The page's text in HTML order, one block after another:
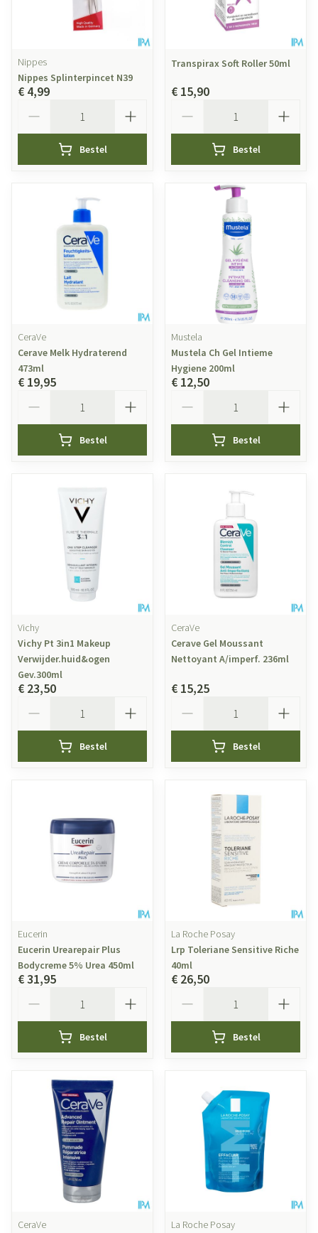
Nippes
Nippes Splinterpincet N39
€ 4,99
Bestel
Transpirax Soft Roller 50ml
€ 15,90
Bestel
CeraVe
Cerave Melk Hydraterend
473ml
€ 19,95
Bestel
Mustela
Mustela Ch Gel Intieme
Hygiene 200ml
€ 12,50
Bestel
Vichy
Vichy Pt 3in1 Makeup
Verwijder.huid&ogen
Gev.300ml
€ 23,50
Bestel
CeraVe
Cerave Gel Moussant
Nettoyant A/imperf. 236ml
€ 15,25
Bestel
Eucerin
Eucerin Urearepair Plus
Bodycreme 5% Urea 450ml
€ 31,95
Bestel
La Roche Posay
Lrp Toleriane Sensitive Riche
40ml
€ 26,50
Bestel
CeraVe
La Roche Posay